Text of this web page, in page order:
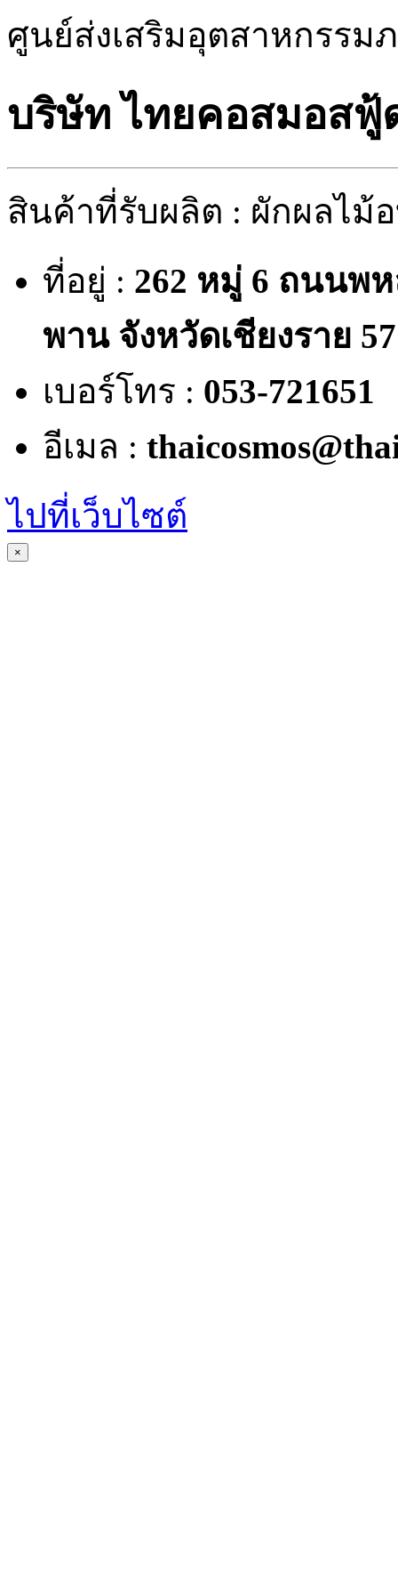
ศูนย์ส่งเสริมอุตสาหกรรม
บริษัท ไทยคอสมอสฟู้
สินค้าที่รับผลิต : ผักผลไม้
ที่อยู่ : 262 หมู่ 6 ถนนพ
พาน จังหวัดเชียงราย
เบอร์โทร : 053-721651
อีเมล :
ไปที่เว็บไซต์
×